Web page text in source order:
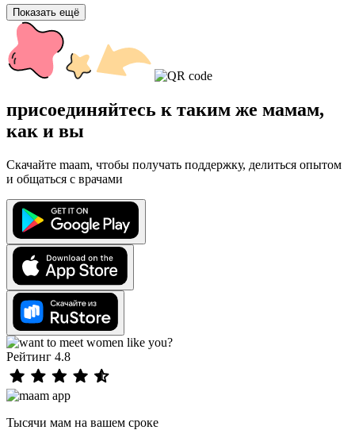
Показать ещё
присоединяйтесь к таким же мамам,
как и вы
Скачайте maam, чтобы получать поддержку, делиться опытом
и общаться с врачами
Рейтинг 4.8
Тысячи мам на вашем сроке